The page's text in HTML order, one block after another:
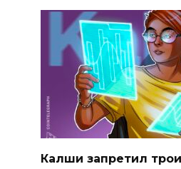
Калши запретил